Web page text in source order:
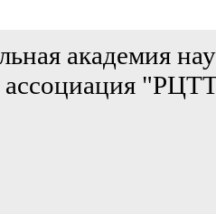
академия